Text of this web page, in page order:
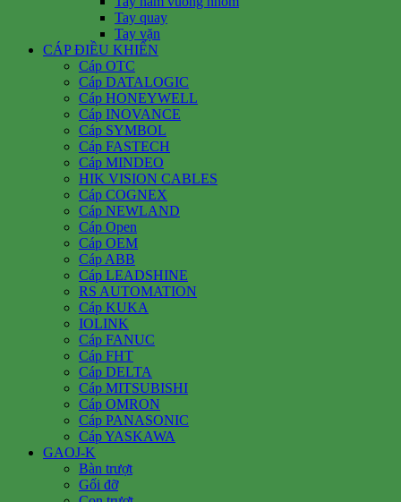
Tay quay
Tay vặn
CÁP ĐIỀU KHIỂN
Cáp OTC
Cáp DATALOGIC
Cáp HONEYWELL
Cáp INOVANCE
Cáp SYMBOL
Cáp FASTECH
Cáp MINDEO
HIK VISION CABLES
Cáp COGNEX
Cáp NEWLAND
Cáp Open
Cáp OEM
Cáp ABB
Cáp LEADSHINE
RS AUTOMATION
Cáp KUKA
IOLINK
Cáp FANUC
Cáp FHT
Cáp DELTA
Cáp MITSUBISHI
Cáp OMRON
Cáp PANASONIC
Cáp YASKAWA
GAOJ-K
Bàn trượt
Gối đỡ